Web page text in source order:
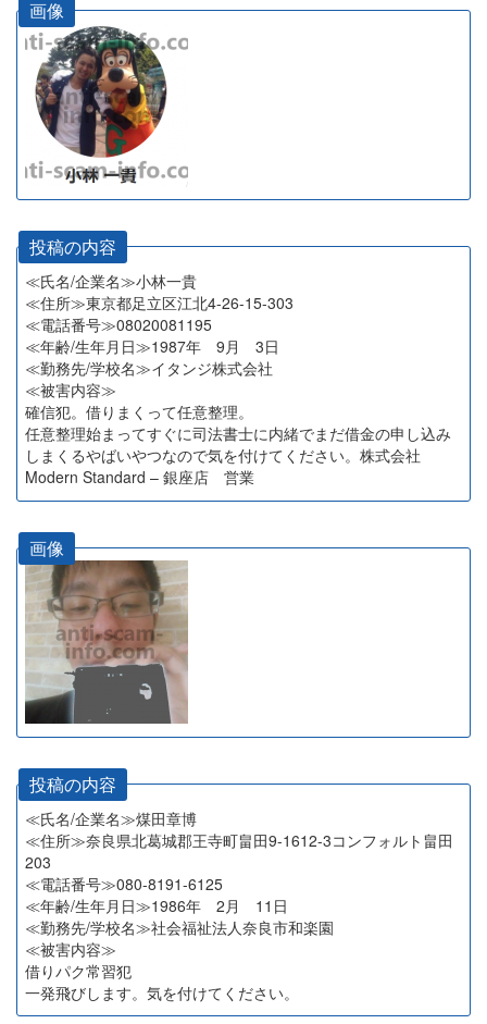
画像
投稿の内容
≪氏名/企業名≫小林一貴
≪住所≫東京都足立区江北4-26-15-303
≪電話番号≫08020081195
≪年齢/生年月日≫1987年 9月 3日
≪勤務先/学校名≫イタンジ株式会社
≪被害内容≫
確信犯。借りまくって任意整理。
任意整理始まってすぐに司法書士に内緒でまだ借金の申し込み
しまくるやばいやつなので気を付けてください。株式会社
Modern Standard – 銀座店 営業
画像
投稿の内容
≪氏名/企業名≫煤田章博
≪住所≫奈良県北葛城郡王寺町畠田9-1612-3コンフォルト畠田
203
≪電話番号≫080-8191-6125
≪年齢/生年月日≫1986年 2月 11日
≪勤務先/学校名≫社会福祉法人奈良市和楽園
≪被害内容≫
借りパク常習犯
一発飛びします。気を付けてください。